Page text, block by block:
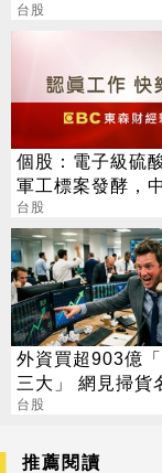
台股
個股：電子級硫
軍工標案發酵，
(1727)下半年營
台股
外資買超903億
三大」 網見掃貨
不懂在幹嘛
台股
推薦閱讀